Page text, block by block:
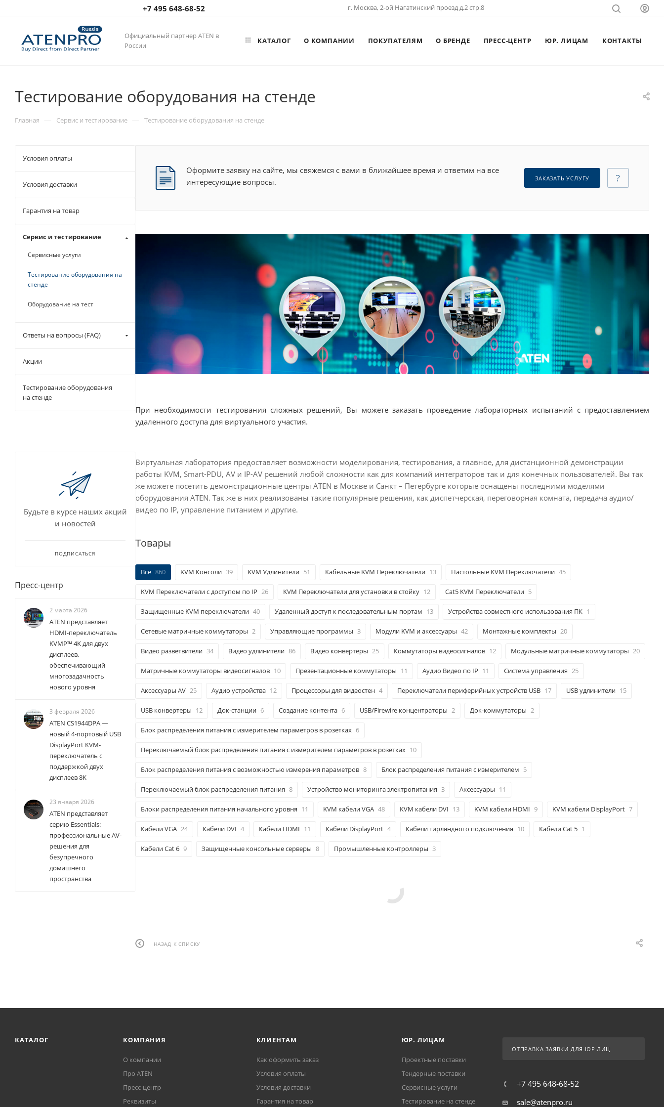
+7 495 648-68-52 г. Москва, 2-ой Нагатинский проезд д.2 стр.8
Официальный партнер ATEN в
России
КАТАЛОГ О КОМПАНИИ ПОКУПАТЕЛЯМ О БРЕНДЕ ПРЕСС-ЦЕНТР ЮР. ЛИЦАМ КОНТАКТЫ
Тестирование оборудования на стенде
Главная — Сервис и тестирование — Тестирование оборудования на стенде
Оформите заявку на сайте, мы свяжемся с вами в ближайшее время и ответим на все
интересующие вопросы.
ЗАКАЗАТЬ УСЛУГУ
При необходимости тестирования сложных решений, Вы можете заказать проведение лабораторных испытаний с предоставлением
удаленного доступа для виртуального участия.
Виртуальная лаборатория предоставляет возможности моделирования, тестирования, а главное, для дистанционной демонстрации
работы KVM, Smart-PDU, AV и IP-AV решений любой сложности как для компаний интеграторов так и для конечных пользователей. Вы так
же можете посетить демонстрационные центры ATEN в Москве и Санкт – Петербурге которые оснащены последними моделями
оборудования ATEN. Так же в них реализованы такие популярные решения, как диспетчерская, переговорная комната, передача аудио/
видео по IP, управление питанием и другие.
Товары
Все 860 KVM Консоли 39 KVM Удлинители 51 Кабельные KVM Переключатели 13 Настольные KVM Переключатели 45
KVM Переключатели с доступом по IP 26 KVM Переключатели для установки в стойку 12 Cat5 KVM Переключатели 5
Защищенные KVM переключатели 40 Удаленный доступ к последовательным портам 13 Устройства совместного использования ПК 1
Сетевые матричные коммутаторы 2 Управляющие программы 3 Модули KVM и аксессуары 42 Монтажные комплекты 20
Видео разветвители 34 Видео удлинители 86 Видео конвертеры 25 Коммутаторы видеосигналов 12 Модульные матричные коммутаторы 20
Матричные коммутаторы видеосигналов 10 Презентационные коммутаторы 11 Аудио Видео по IP 11 Система управления 25
Аксессуары AV 25 Аудио устройства 12 Процессоры для видеостен 4 Переключатели периферийных устройств USB 17 USB удлинители 15
USB конвертеры 12 Док-станции 6 Создание контента 6 USB/Firewire концентраторы 2 Док-коммутаторы 2
Блок распределения питания с измерителем параметров в розетках 6
Переключаемый блок распределения питания с измерителем параметров в розетках 10
Блок распределения питания с возможностью измерения параметров 8 Блок распределения питания с измерителем 5
Переключаемый блок распределения питания 8 Устройство мониторинга электропитания 3 Аксессуары 11
Блоки распределения питания начального уровня 11 KVM кабели VGA 48 KVM кабели DVI 13 KVM кабели HDMI 9 KVM кабели DisplayPort 7
Кабели VGA 24 Кабели DVI 4 Кабели HDMI 11 Кабели DisplayPort 4 Кабели гирляндного подключения 10 Кабели Cat 5 1
Кабели Cat 6 9 Защищенные консольные серверы 8 Промышленные контроллеры 3
НАЗАД К СПИСКУ
Условия оплаты
Условия доставки
Гарантия на товар
Сервис и тестирование
Сервисные услуги
Тестирование оборудования на
стенде
Оборудование на тест
Ответы на вопросы (FAQ)
Акции
Тестирование оборудования
на стенде
Будьте в курсе наших акций
и новостей
ПОДПИСАТЬСЯ
Пресс-центр
2 марта 2026
ATEN представляет
HDMI-переключатель
KVMP™ 4K для двух
дисплеев,
обеспечивающий
многозадачность
нового уровня
3 февраля 2026
ATEN CS1944DPA —
новый 4-портовый USB
DisplayPort KVM-
переключатель с
поддержкой двух
дисплеев 8K
23 января 2026
ATEN представляет
серию Essentials:
профессиональные AV-
решения для
безупречного
домашнего
пространства
КАТАЛОГ КОМПАНИЯ
О компании
Про ATEN
Пресс-центр
Реквизиты
КЛИЕНТАМ
Как оформить заказ
Условия оплаты
Условия доставки
Гарантия на товар
ЮР. ЛИЦАМ
Проектные поставки
Тендерные поставки
Сервисные услуги
Тестирование на стенде
ОТПРАВКА ЗАЯВКИ ДЛЯ ЮР.ЛИЦ
+7 495 648-68-52
sale@atenpro.ru